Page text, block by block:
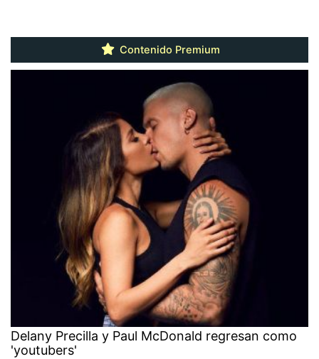
Contenido Premium
Delany Precilla y Paul McDonald regresan como
'youtubers'